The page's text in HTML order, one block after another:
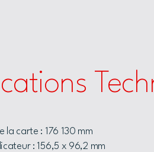
la carte : 176 130 mm
: 156,5 x 96,2 mm